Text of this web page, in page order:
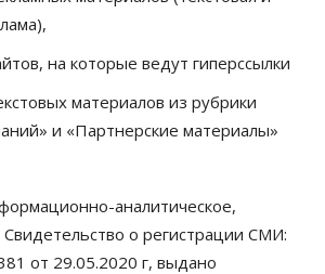
области, но режима ЧС не будет
защиты от атак БПЛА
на которые ведут гиперссылки
материалов из рубрики
и «Партнерские материалы»
аналитическое,
о регистрации СМИ:
от 29.05.2020 г, выдано